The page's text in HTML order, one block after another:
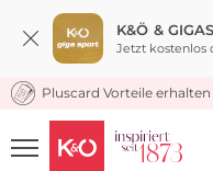
K&Ö &
Jetzt kostenlos
KOSTENLOSER
Pluscard Vorteile erhalten
UNSERE APP
CLICK &